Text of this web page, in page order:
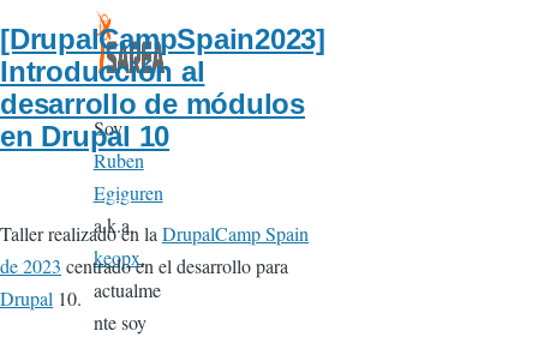
[DrupalCampSpain2023]
Introducción al
desarrollo de módulos
en Drupal 10
Taller realizado en la DrupalCamp Spain
de 2023 centrado en el desarrollo para
Drupal 10.
Soy
Ruben
Egiguren
a.k.a.
keopx,
actualme
nte soy